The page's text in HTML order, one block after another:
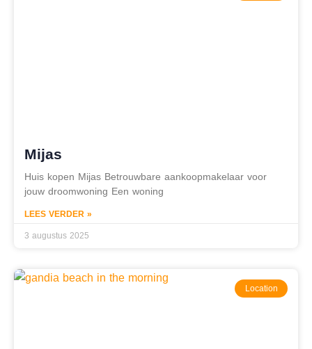
Mijas
Huis kopen Mijas Betrouwbare aankoopmakelaar voor
jouw droomwoning Een woning
LEES VERDER »
3 augustus 2025
Location